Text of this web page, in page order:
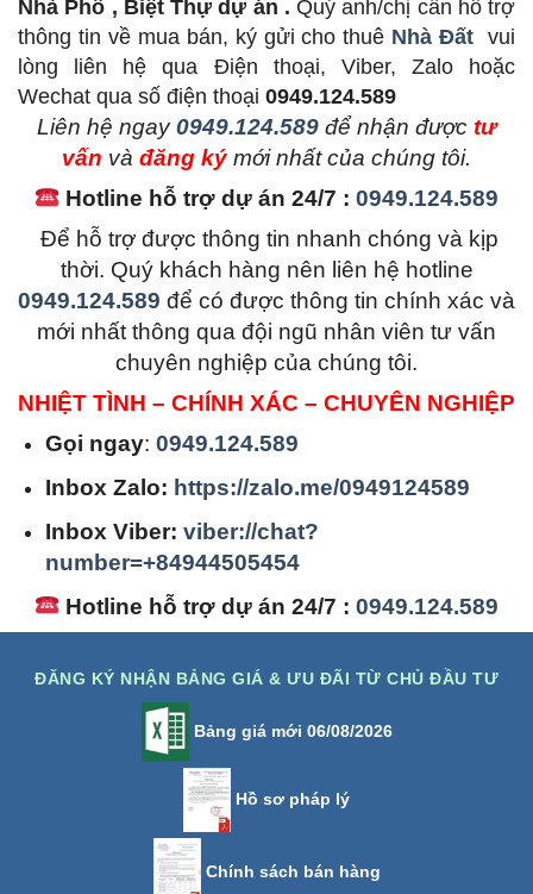
Nhà Phố , Biệt Thự dự án . Quý anh/chị cần hỗ trợ
thông tin về mua bán, ký gửi cho thuê Nhà Đất vui
lòng liên hệ qua Điện thoại, Viber, Zalo hoặc
Wechat qua số điện thoại 0949.124.589
Liên hệ ngay 0949.124.589để nhận được tư
vấn và đăng kýmới nhất của chúng tôi.
Hotline hỗ trợ dự án 24/7 :0949.124.589
Để hỗ trợ được thông tin nhanh chóng và kịp
thời. Quý khách hàng nên liên hệ hotline
0949.124.589 để có được thông tin chính xác và
mới nhất thông qua đội ngũ nhân viên tư vấn
chuyên nghiệp của chúng tôi.
NHIỆT TÌNH – CHÍNH XÁC – CHUYÊN NGHIỆP
Gọi ngay:0949.124.589
Inbox Zalo: https://zalo.me/0949124589
Inbox Viber:viber://chat?
number=+84944505454
Hotline hỗ trợ dự án 24/7 :0949.124.589
ĐĂNG KÝ NHẬN BẢNG GIÁ & ƯU ĐÃI TỪ CHỦ ĐẦU TƯ
Bảng giá mới 06/08/2026
Hồ sơ pháp lý
Chính sách bán hàng